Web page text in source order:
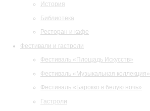
История
Библиотека
Ресторан и кафе
Фестивали и гастроли
Фестиваль «Площадь Искусств»
Фестиваль «Музыкальная коллекция»
Фестиваль «Барокко в белую ночь»
Гастроли